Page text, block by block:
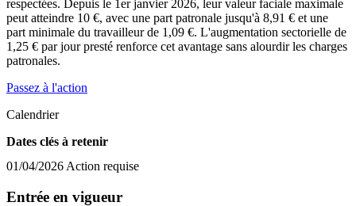
respectées. Depuis le 1er janvier 2026, leur valeur faciale maximale
peut atteindre 10 €, avec une part patronale jusqu'à 8,91 € et une
part minimale du travailleur de 1,09 €. L'augmentation sectorielle de
1,25 € par jour presté renforce cet avantage sans alourdir les charges
patronales.
Passez à l'action
Calendrier
Dates clés à retenir
01/04/2026 Action requise
Entrée en vigueur